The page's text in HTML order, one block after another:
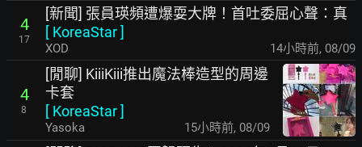
4
17
[新聞] 張員瑛頻遭爆耍大牌！首吐委屈心聲：真
[ KoreaStar]
XOD 14小時前, 08/09
4
8
[閒聊] KiiiKiii推出魔法棒造型的周邊
卡套
[ KoreaStar]
Yasoka 15小時前, 08/09